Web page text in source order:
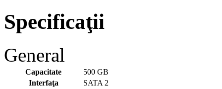
Specificaţii
General
Capacitate
500 GB
Interfaţa
SATA 2